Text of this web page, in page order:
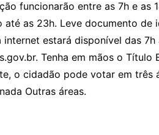
funcionarão entre as 7h e as
até as 23h. Leve documento de
estará disponível das
Tenha em mãos o Título
o cidadão pode votar em três
Outras áreas.